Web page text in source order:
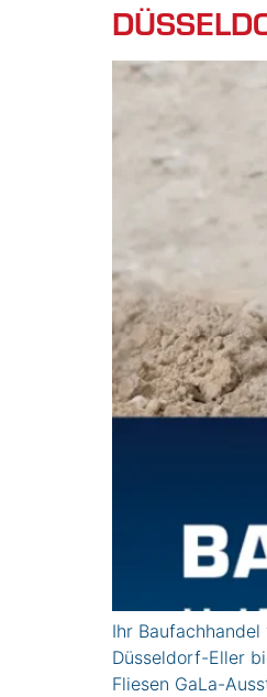
Ihr
Düsseldorf-Eller
Fliesen GaLa-